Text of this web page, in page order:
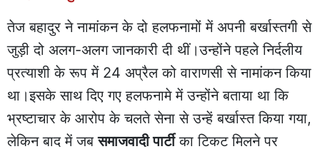
तेज बहादुर ने नामांकन के दो हलफनामों में अपनी बर्खास्तगी से
जुड़ी दो अलग-अलग जानकारी दी थीं।उन्होंने पहले निर्दलीय
प्रत्याशी के रूप में 24 अप्रैल को वाराणसी से नामांकन किया
था।इसके साथ दिए गए हलफनामे में उन्होंने बताया था कि
भ्रष्टाचार के आरोप के चलते सेना से उन्हें बर्खास्त किया गया,
लेकिन बाद में जबसमाजवादी पार्टीका टिकट मिलने पर